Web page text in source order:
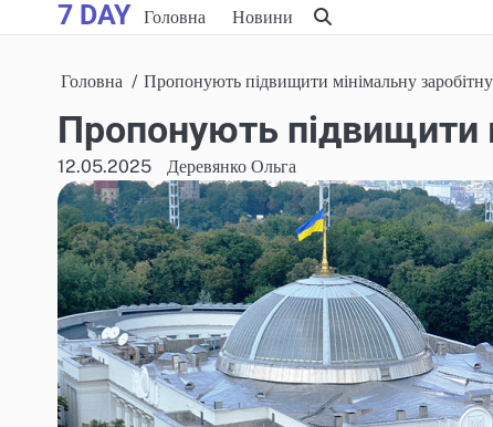
to
7 DAY Головна Новини
Головна Пропонують підвищити мінімальну
Пропонують підвищити
12.05.2025 Деревянко Ольга